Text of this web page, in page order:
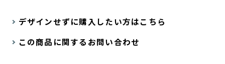
デザインせずに購入したい方はこちら
この商品に関するお問い合わせ